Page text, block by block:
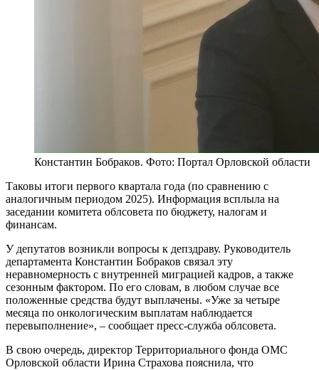
Константин Бобраков. Фото: Портал Орловской области
Таковы итоги первого квартала года (по сравнению с
аналогичным периодом 2025). Информация всплыла на
заседании комитета облсовета по бюджету, налогам и
финансам.
У депутатов возникли вопросы к депздраву. Руководитель
департамента Константин Бобраков связал эту
неравномерность с внутренней миграцией кадров, а также
сезонным фактором. По его словам, в любом случае все
положенные средства будут выплачены. «Уже за четыре
месяца по онкологическим выплатам наблюдается
перевыполнение», – сообщает пресс-служба облсовета.
В свою очередь, директор Территориального фонда ОМС
Орловской области Ирина Страхова пояснила, что